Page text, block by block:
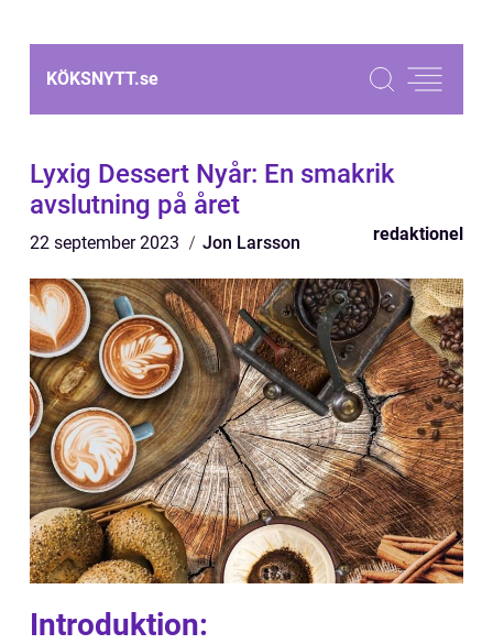
KÖKSNYTT.se
Lyxig Dessert Nyår: En smakrik
avslutning på året
22 september 2023 Jon Larsson redaktionel
Introduktion: